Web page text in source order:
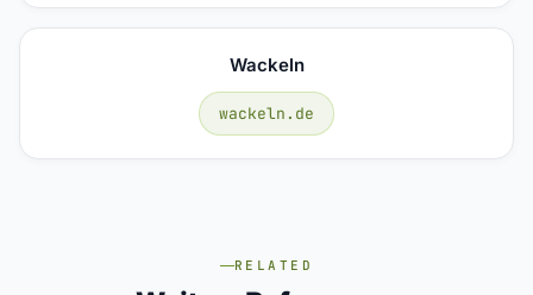
Wackeln
wackeln.de
RELATED